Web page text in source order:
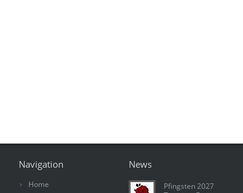
Navigation
Home
News
Pfingsten 2027